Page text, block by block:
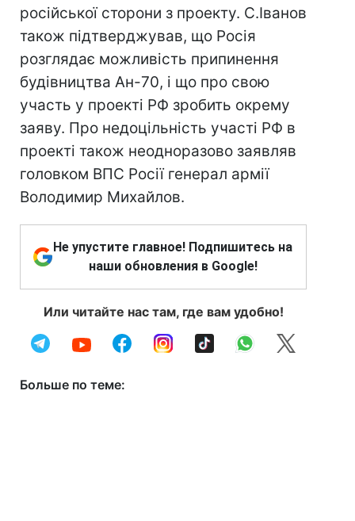
російської сторони з проекту. С.Іванов
також підтверджував, що Росія
розглядає можливість припинення
будівництва Ан-70, і що про свою
участь у проекті РФ зробить окрему
заяву. Про недоцільність участі РФ в
проекті також неодноразово заявляв
головком ВПС Росії генерал армії
Володимир Михайлов.
Не упустите главное! Подпишитесь на
наши обновления в Google!
Или читайте нас там, где вам удобно!
Больше по теме: